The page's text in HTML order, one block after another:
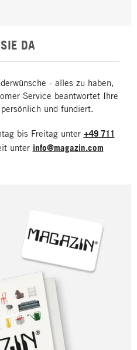
DA
- alles zu haben,
Service beantwortet Ihre
und fundiert.
bis Freitag unter +49 711
unter info@magazin.com